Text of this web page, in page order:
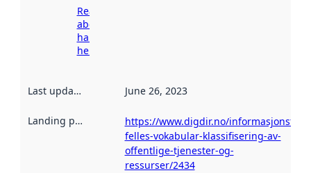
Read more
about
harvesting
here
Last updated June 26, 2023
Landing page
https://www.digdir.no/
felles-vokabular-klassifisering-av-
offentlige-tjenester-og-
ressurser/2434